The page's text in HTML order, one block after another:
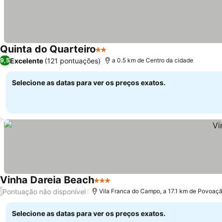
Quinta do Quarteiro2 Estrelas
9,5Excelente (121 pontuações) a 0.5 km de Centro da cidade
Selecione as datas para ver os preços exatos.
Vinha Dareia Beach3 Estrelas
/Pontuação não disponível Vila Franca do Campo, a 17.1 km de
Selecione as datas para ver os preços exatos.